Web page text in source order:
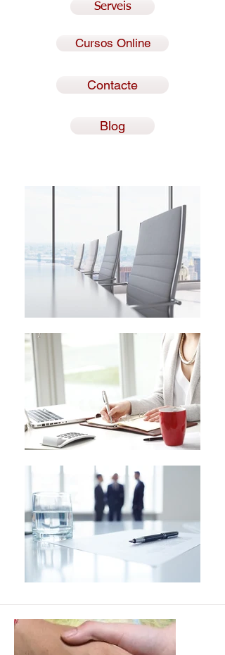
Serveis
Cursos Online
Contacte
Blog